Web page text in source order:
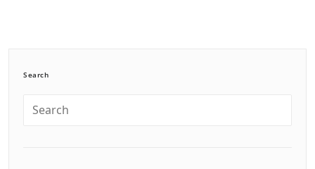
Search